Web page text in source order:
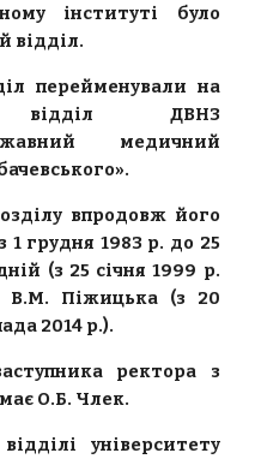
інституті було
відділ.
перейменували на
відділ ДВНЗ
медичний
впродовж його
1 грудня 1983 р. до 25
(з 25 січня 1999 р.
В.М. Піжицька (з 20
2014 р.).
ректора з
О.Б. Члек.
університету